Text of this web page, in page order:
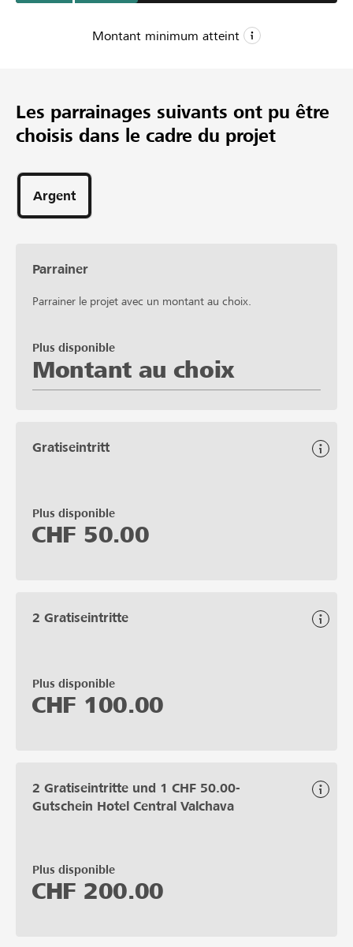
Montant minimum atteint
CHF 27’000
Montant désiré
Parrainages
Les parrainages suivants ont pu être
choisis dans le cadre du projet
Argent
Parrainer
Parrainer le projet avec un montant au choix.
Montant au choix
Plus disponible
Gratiseintritt
Plus disponible
CHF 50.00
2 Gratiseintritte
Plus disponible
CHF 100.00
2 Gratiseintritte und 1 CHF 50.00-
Gutschein Hotel Central Valchava
Plus disponible
CHF 200.00